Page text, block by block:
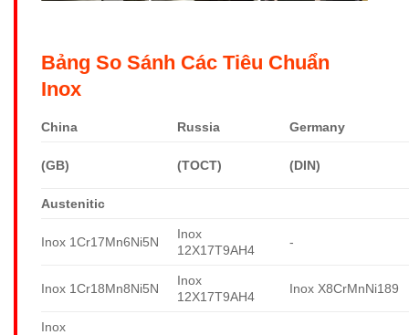
Bảng So Sánh Các Tiêu Chuẩn
Inox
China Russia Germany
(GB) (TOCT) (DIN)
Austenitic
Inox 1Cr17Mn6Ni5N
Inox
12X17T9AH4
-
Inox 1Cr18Mn8Ni5N
Inox
12X17T9AH4
Inox X8CrMnNi189
Inox